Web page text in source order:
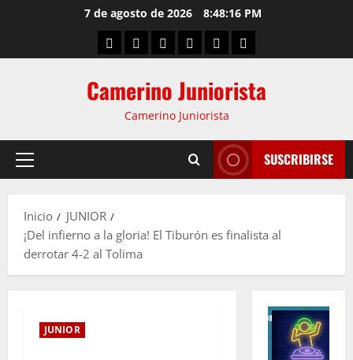
7 de agosto de 2026 8:48:17 PM
Camerino Juniorista
Camerino Juniorista
SUSCRIBIRSE
Inicio
JUNIOR
¡Del infierno a la gloria! El Tiburón es finalista al
derrotar 4-2 al Tolima
JUNIOR